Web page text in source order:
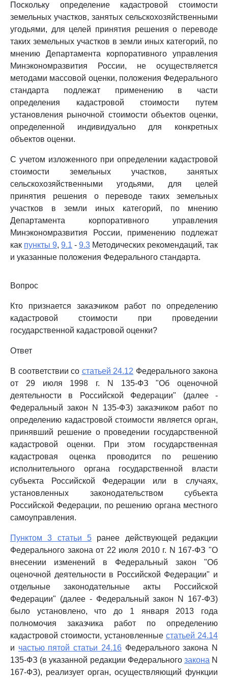
Поскольку определение кадастровой стоимости
земельных участков, занятых сельскохозяйственными
угодьями, для целей принятия решения о переводе
таких земельных участков в земли иных категорий, по
мнению Департамента корпоративного управления
Минэкономразвития России, не осуществляется
методами массовой оценки, положения Федерального
стандарта подлежат применению в части
определения кадастровой стоимости путем
установления рыночной стоимости объектов оценки,
определенной индивидуально для конкретных
объектов оценки.
С учетом изложенного при определении кадастровой
стоимости земельных участков, занятых
сельскохозяйственными угодьями, для целей
принятия решения о переводе таких земельных
участков в земли иных категорий, по мнению
Департамента корпоративного управления
Минэкономразвития России, применению подлежат
как пункты 9, 9.1 - 9.3 Методических рекомендаций, так
и указанные положения Федерального стандарта.
Вопрос
Кто признается заказчиком работ по определению
кадастровой стоимости при проведении
государственной кадастровой оценки?
Ответ
В соответствии со статьей 24.12 Федерального закона
от 29 июля 1998 г. N 135-ФЗ "Об оценочной
деятельности в Российской Федерации" (далее -
Федеральный закон N 135-ФЗ) заказчиком работ по
определению кадастровой стоимости является орган,
принявший решение о проведении государственной
кадастровой оценки. При этом государственная
кадастровая оценка проводится по решению
исполнительного органа государственной власти
субъекта Российской Федерации или в случаях,
установленных законодательством субъекта
Российской Федерации, по решению органа местного
самоуправления.
Пунктом 3 статьи 5 ранее действующей редакции
Федерального закона от 22 июля 2010 г. N 167-ФЗ "О
внесении изменений в Федеральный закон "Об
оценочной деятельности в Российской Федерации" и
отдельные законодательные акты Российской
Федерации" (далее - Федеральный закон N 167-ФЗ)
было установлено, что до 1 января 2013 года
полномочия заказчика работ по определению
кадастровой стоимости, установленные статьей 24.14
и частью пятой статьи 24.16Федерального закона N
135-ФЗ (в указанной редакции Федерального закона N
167-ФЗ), реализует орган, осуществляющий функции